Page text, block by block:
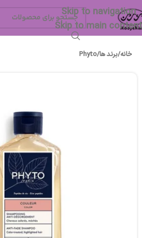
Skip to navigation
Skip to main content
خانه/برند ها/
Phyto